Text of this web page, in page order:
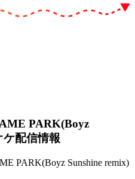
PARK(Boyz
ケ配信情報
PARK(Boyz Sunshine remix)